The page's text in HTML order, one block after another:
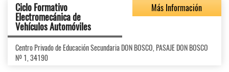
Ciclo Formativo
Electromecánica de
Vehículos Automóviles
Más Información
Centro Privado de Educación Secundaria DON BOSCO, PASAJE DON BOSCO
Nº 1, 34190